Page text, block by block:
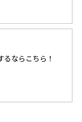
ならこちら！